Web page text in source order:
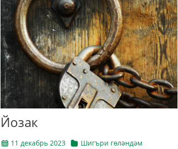
Йозак
11 декабрь 2023 Шигъри гөләндәм